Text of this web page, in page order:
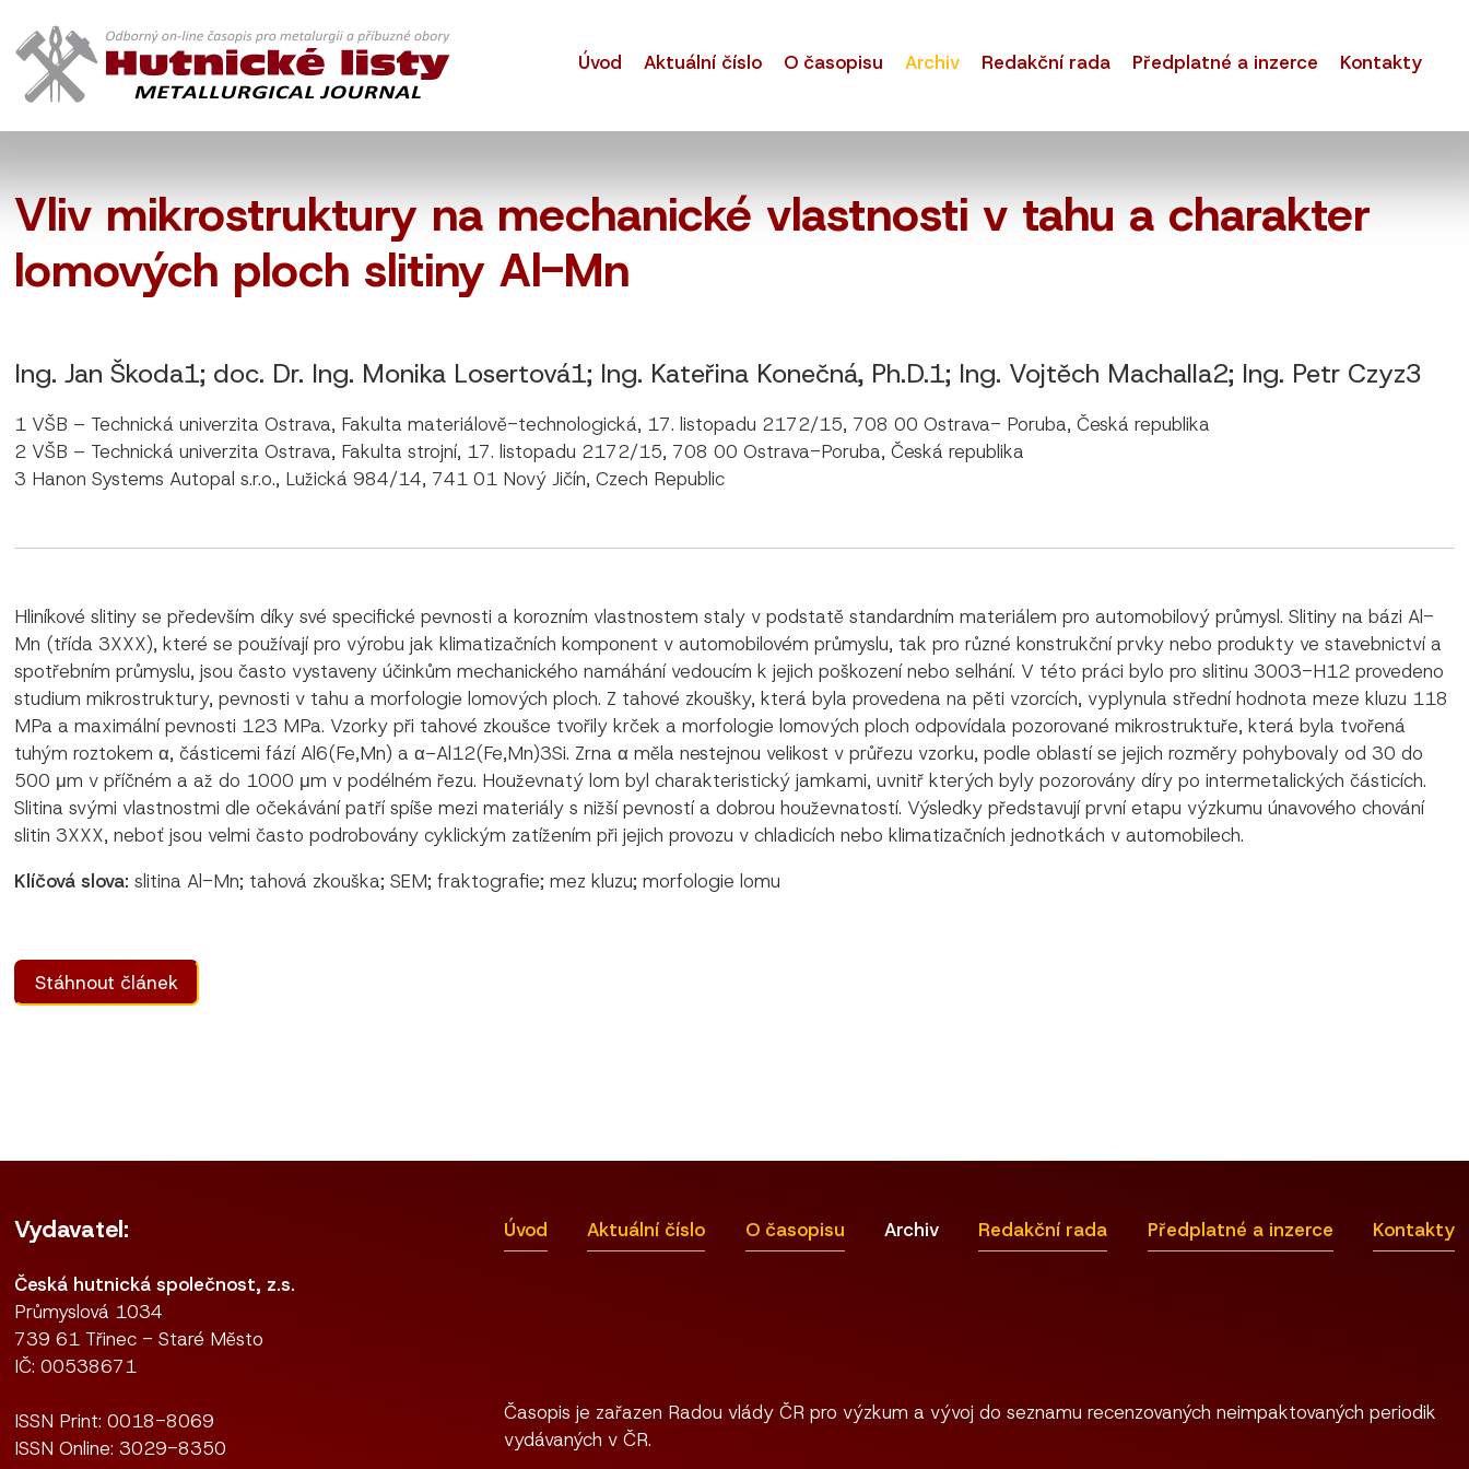
Úvod Aktuální číslo O časopisu Archiv Redakční rada Předplatné a inzerce Kontakty
Vliv mikrostruktury na mechanické vlastnosti v tahu a charakter
lomových ploch slitiny Al-Mn
Ing. Jan Škoda1; doc. Dr. Ing. Monika Losertová1; Ing. Kateřina Konečná, Ph.D.1; Ing. Vojtěch Machalla2; Ing. Petr Czyz3
1 VŠB – Technická univerzita Ostrava, Fakulta materiálově-technologická, 17. listopadu 2172/15, 708 00 Ostrava- Poruba, Česká republika
2 VŠB – Technická univerzita Ostrava, Fakulta strojní, 17. listopadu 2172/15, 708 00 Ostrava-Poruba, Česká republika
3 Hanon Systems Autopal s.r.o., Lužická 984/14, 741 01 Nový Jičín, Czech Republic
Hliníkové slitiny se především díky své specifické pevnosti a korozním vlastnostem staly v podstatě standardním materiálem pro automobilový průmysl. Slitiny na bázi Al-
Mn (třída 3XXX), které se používají pro výrobu jak klimatizačních komponent v automobilovém průmyslu, tak pro různé konstrukční prvky nebo produkty ve stavebnictví a
spotřebním průmyslu, jsou často vystaveny účinkům mechanického namáhání vedoucím k jejich poškození nebo selhání. V této práci bylo pro slitinu 3003-H12 provedeno
studium mikrostruktury, pevnosti v tahu a morfologie lomových ploch. Z tahové zkoušky, která byla provedena na pěti vzorcích, vyplynula střední hodnota meze kluzu 118
MPa a maximální pevnosti 123 MPa. Vzorky při tahové zkoušce tvořily krček a morfologie lomových ploch odpovídala pozorované mikrostruktuře, která byla tvořená
tuhým roztokem α, částicemi fází Al6(Fe,Mn) a α−Al12(Fe,Mn)3Si. Zrna α měla nestejnou velikost v průřezu vzorku, podle oblastí se jejich rozměry pohybovaly od 30 do
500 μm v příčném a až do 1000 μm v podélném řezu. Houževnatý lom byl charakteristický jamkami, uvnitř kterých byly pozorovány díry po intermetalických částicích.
Slitina svými vlastnostmi dle očekávání patří spíše mezi materiály s nižší pevností a dobrou houževnatostí. Výsledky představují první etapu výzkumu únavového chování
slitin 3XXX, neboť jsou velmi často podrobovány cyklickým zatížením při jejich provozu v chladicích nebo klimatizačních jednotkách v automobilech.
Klíčová slova: slitina Al-Mn; tahová zkouška; SEM; fraktografie; mez kluzu; morfologie lomu
Stáhnout článek
Úvod Aktuální číslo O časopisu Archiv Redakční rada Předplatné a inzerce Kontakty
Časopis je zařazen Radou vlády ČR pro výzkum a vývoj do seznamu recenzovaných neimpaktovaných periodik
vydávaných v ČR.
Vydavatel:
Česká hutnická společnost, z.s.
Průmyslová 1034
739 61 Třinec - Staré Město
IČ: 00538671
ISSN Print: 0018-8069
ISSN Online: 3029-8350